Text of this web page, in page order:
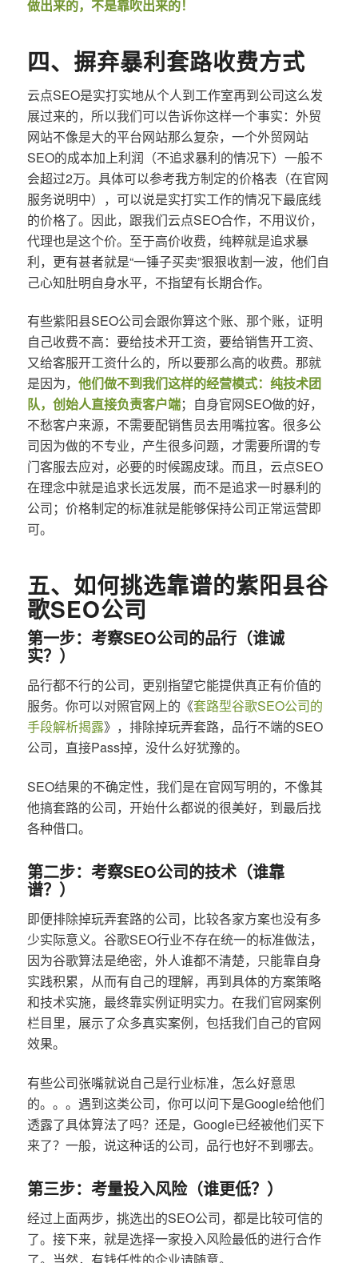
做出来的，不是靠吹出来的！
四、摒弃暴利套路收费方式
云点SEO是实打实地从个人到工作室再到公司这么发
展过来的，所以我们可以告诉你这样一个事实：外贸
网站不像是大的平台网站那么复杂，一个外贸网站
SEO的成本加上利润（不追求暴利的情况下）一般不
会超过2万。具体可以参考我方制定的价格表（在官网
服务说明中），可以说是实打实工作的情况下最底线
的价格了。因此，跟我们云点SEO合作，不用议价，
代理也是这个价。至于高价收费，纯粹就是追求暴
利，更有甚者就是“一锤子买卖”狠狠收割一波，他们自
己心知肚明自身水平，不指望有长期合作。
有些紫阳县SEO公司会跟你算这个账、那个账，证明
自己收费不高：要给技术开工资，要给销售开工资、
又给客服开工资什么的，所以要那么高的收费。那就
是因为， 他们做不到我们这样的经营模式：纯技术团
队，创始人直接负责客户端；自身官网SEO做的好，
不愁客户来源，不需要配销售员去用嘴拉客。很多公
司因为做的不专业，产生很多问题，才需要所谓的专
门客服去应对，必要的时候踢皮球。而且，云点SEO
在理念中就是追求长远发展，而不是追求一时暴利的
公司；价格制定的标准就是能够保持公司正常运营即
可。
五、如何挑选靠谱的紫阳县谷
歌SEO公司
第一步：考察SEO公司的品行（谁诚
实？）
品行都不行的公司，更别指望它能提供真正有价值的
服务。你可以对照官网上的《套路型谷歌SEO公司的
手段解析揭露》，排除掉玩弄套路，品行不端的SEO
公司，直接Pass掉，没什么好犹豫的。
SEO结果的不确定性，我们是在官网写明的，不像其
他搞套路的公司，开始什么都说的很美好，到最后找
各种借口。
第二步：考察SEO公司的技术（谁靠
谱？）
即便排除掉玩弄套路的公司，比较各家方案也没有多
少实际意义。谷歌SEO行业不存在统一的标准做法，
因为谷歌算法是绝密，外人谁都不清楚，只能靠自身
实践积累，从而有自己的理解，再到具体的方案策略
和技术实施，最终靠实例证明实力。在我们官网案例
栏目里，展示了众多真实案例，包括我们自己的官网
效果。
有些公司张嘴就说自己是行业标准，怎么好意思
的。。。遇到这类公司，你可以问下是Google给他们
透露了具体算法了吗？还是，Google已经被他们买下
来了？一般，说这种话的公司，品行也好不到哪去。
第三步：考量投入风险（谁更低？）
经过上面两步，挑选出的SEO公司，都是比较可信的
了。接下来，就是选择一家投入风险最低的进行合作